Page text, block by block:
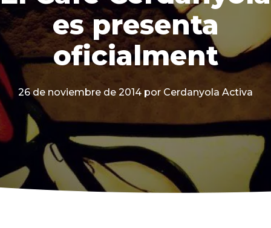
es presenta
oficialment
26 de noviembre de 2014 por Cerdanyola Activa